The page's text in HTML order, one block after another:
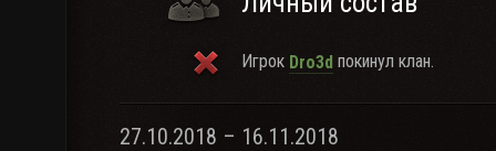
Игрок Dro3d покинул клан.
27.10.2018 – 16.11.2018